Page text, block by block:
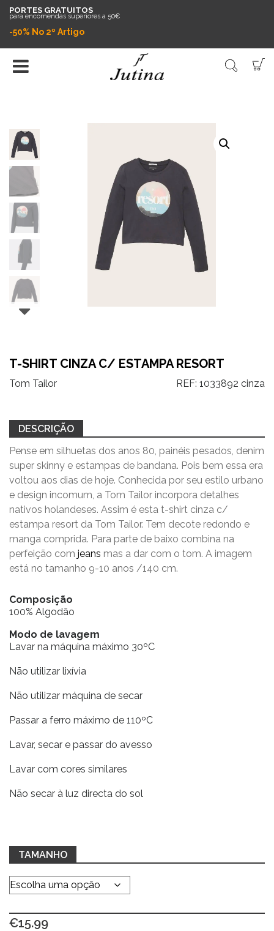
PORTES GRATUITOS
para encomendas superiores a 50€
-50% No 2º Artigo
T-SHIRT CINZA C/ ESTAMPA RESORT
Tom Tailor REF: 1033892 cinza
DESCRIÇÃO
Pense em silhuetas dos anos 80, painéis pesados, denim
super skinny e estampas de bandana. Pois bem essa era
voltou aos dias de hoje. Conhecida por seu estilo urbano
e design incomum, a Tom Tailor incorpora detalhes
nativos holandeses. Assim é esta t-shirt cinza c/
estampa resort da Tom Tailor. Tem decote redondo e
manga comprida. Para parte de baixo combina na
perfeição com jeans mas a dar com o tom. A imagem
está no tamanho 9-10 anos /140 cm.
Composição
100% Algodão
Modo de lavagem
Lavar na máquina máximo 30ºC
Não utilizar lixívia
Não utilizar máquina de secar
Passar a ferro máximo de 110ºC
Lavar, secar e passar do avesso
Lavar com cores similares
Não secar à luz directa do sol
TAMANHO
€15.99